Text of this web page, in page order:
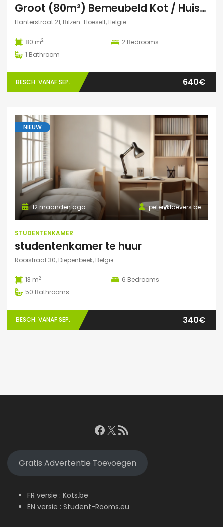
Groot (80m²) Bemeubeld Kot / Huis (volledig privé) Diepenbeek
Hanterstraat 21, Bilzen-Hoeselt, België
80 m2 2 Bedrooms
1 Bathroom
BESCH. VANAF SEP. 640€
NIEUW
peter@laevers.be
12 maanden ago
STUDENTENKAMER
studentenkamer te huur
Rooistraat 30, Diepenbeek, België
13 m2 6 Bedrooms
50 Bathrooms
BESCH. VANAF SEP. 340€
Facebook
X RSS feed
Gratis Advertentie Toevoegen
FR versie : Kots.be
EN versie : Student-Rooms.eu